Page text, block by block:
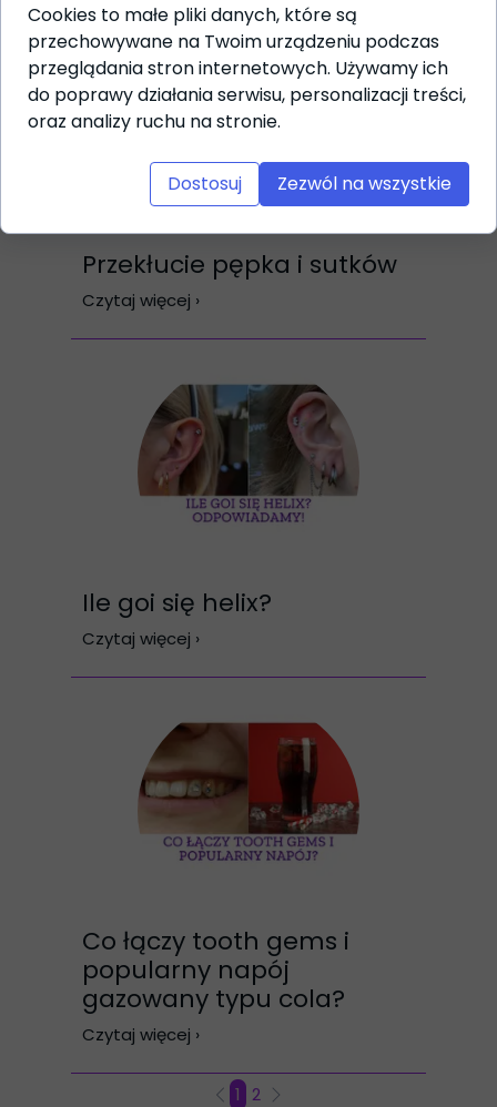
Przekłucie pępka i sutków
Czytaj więcej ›
Ile goi się helix?
Czytaj więcej ›
Co łączy tooth gems i
popularny napój
gazowany typu cola?
Czytaj więcej ›
1 2
Cookies to małe pliki danych, które są
przechowywane na Twoim urządzeniu podczas
przeglądania stron internetowych. Używamy ich
do poprawy działania serwisu, personalizacji treści,
oraz analizy ruchu na stronie.
Dostosuj Zezwól na wszystkie